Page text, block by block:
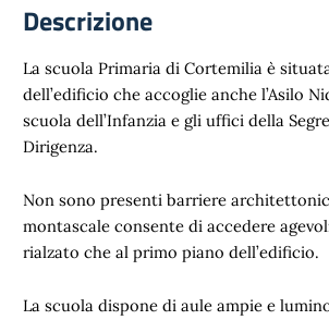
Descrizione
La scuola Primaria di Cortemilia è
dell’edificio che accoglie anche l’Asilo
scuola dell’Infanzia e gli uffici della
Dirigenza.
Non sono presenti barriere
montascale consente di accedere
rialzato che al primo piano dell’edificio.
La scuola dispone di aule ampie e